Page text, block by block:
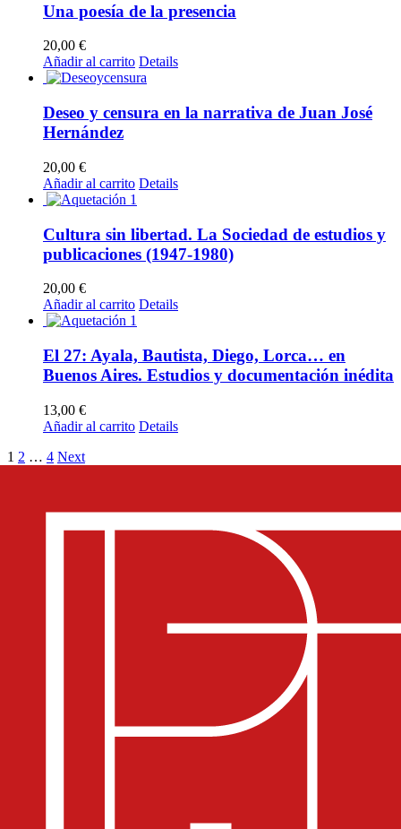
Una poesía de la presencia
20,00 €
Añadir al carrito Details
Deseo y censura en la narrativa de Juan José
Hernández
20,00 €
Añadir al carrito Details
Cultura sin libertad. La Sociedad de estudios y
publicaciones (1947-1980)
20,00 €
Añadir al carrito Details
El 27: Ayala, Bautista, Diego, Lorca… en
Buenos Aires. Estudios y documentación inédita
13,00 €
Añadir al carrito Details
1 2 … 4 Next